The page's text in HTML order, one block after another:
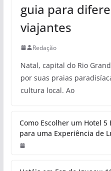
guia para
viajantes
Redação
Natal, capital do Rio
por suas praias
cultura local. Ao
Como Escolher um Hotel 5
para uma Experiência de